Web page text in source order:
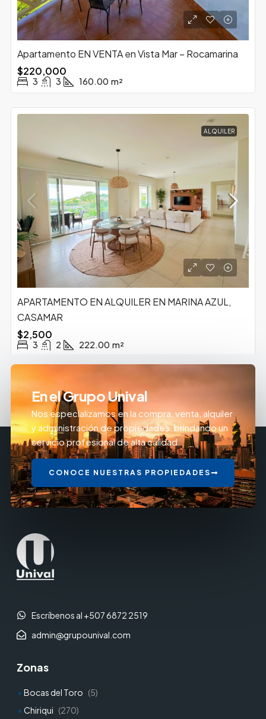
Apartamento EN VENTA en Vista Mar – Rocamarina
$220,000
3 3 160.00 m²
ALQUILER
APARTAMENTO EN ALQUILER EN MARINA AZUL,
CASAMAR
$2,500
3 2 222.00 m²
En el Grupo Unival
Nos especializamos en la compra, venta, alquiler
y administración de propiedades, brindando un
servicio profesional de alta calidad.
CONOCE NUESTRAS PROPIEDADES
Escríbenos al +507 6872 2519
admin@grupounival.com
Zonas
Bocas del Toro (5)
Chiriqui (270)